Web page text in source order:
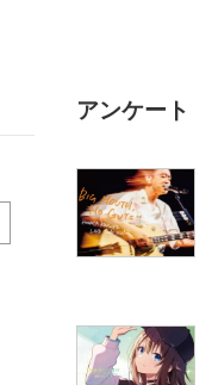
アンケート